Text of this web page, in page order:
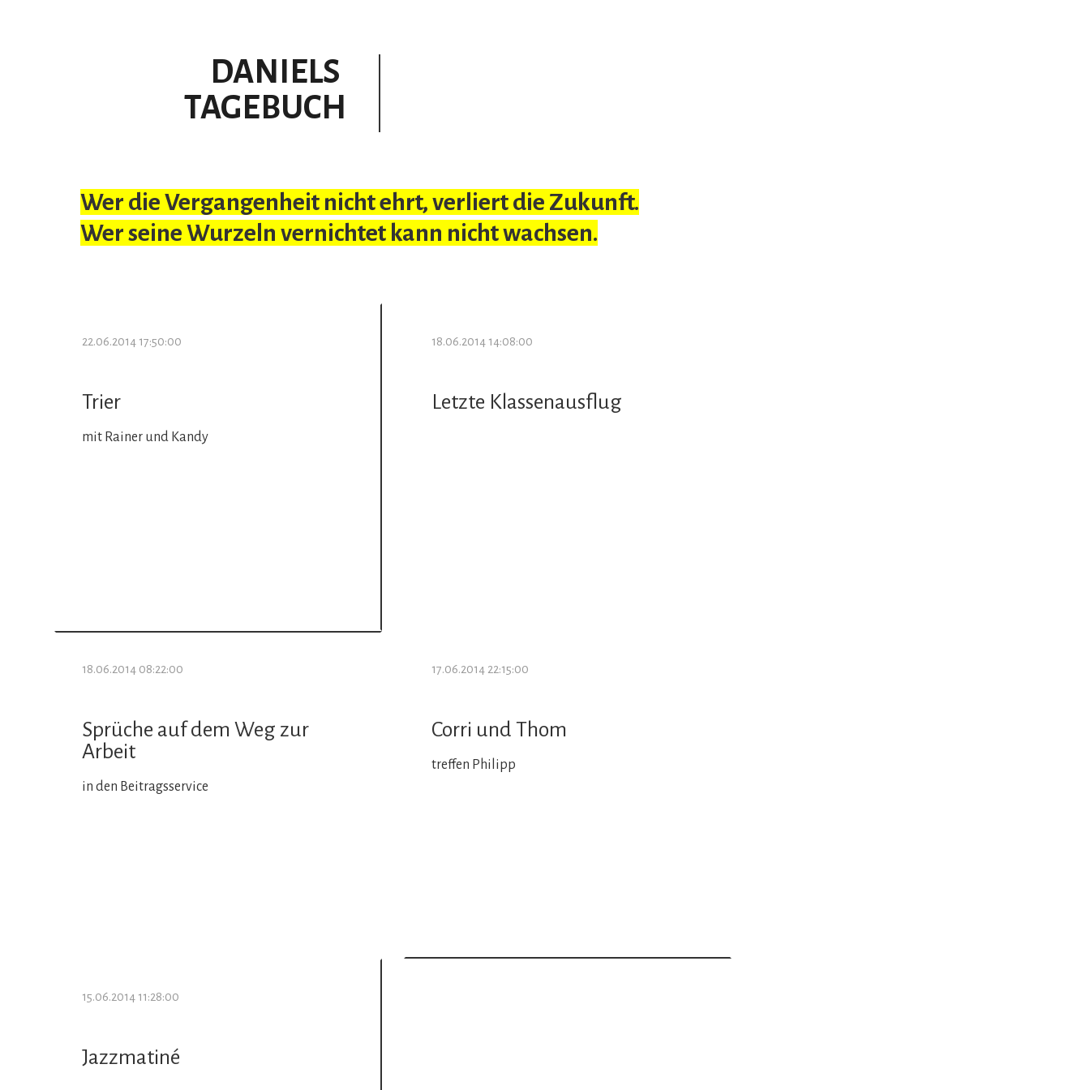
DANIELS
TAGEBUCH
Wer die Vergangenheit nicht ehrt, verliert die Zukunft.
Wer seine Wurzeln vernichtet kann nicht wachsen.
22.06.2014 17:50:00
Trier
mit Rainer und Kandy
18.06.2014 14:08:00
Letzte Klassenausflug
18.06.2014 08:22:00
Sprüche auf dem Weg zur
Arbeit
in den Beitragsservice
17.06.2014 22:15:00
Corri und Thom
treffen Philipp
15.06.2014 11:28:00
Jazzmatiné